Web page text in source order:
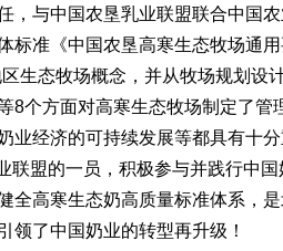
，与中国农垦乳业联盟联合中国
标准《中国农垦高寒生态牧场通
生态牧场概念，并从牧场规划设
8个方面对高寒生态牧场制定了管
业经济的可持续发展等都具有十分
盟的一员，积极参与并践行中国
全高寒生态奶高质量标准体系，
领了中国奶业的转型再升级！